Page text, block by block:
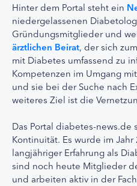
Hinter dem Portal steht ein
niedergelassenen
Gründungsmitglieder und
ärztlichen Beirat, der sich
mit Diabetes umfassend zu
Kompetenzen im Umgang
und sie bei der Suche nach
weiteres Ziel ist die
Das Portal diabetes-
Kontinuität. Es wurde im
langjähriger Erfahrung als
sind noch heute Mitglieder
und arbeiten aktiv in der